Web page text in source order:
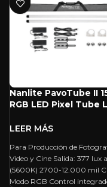
Nanlite PavoTube II
RGB LED Pixel Tube
Para Producción de
Video y Cine Salida: 377 lux a
(5600K) 2700-12.000 mil
Modo RGB Control